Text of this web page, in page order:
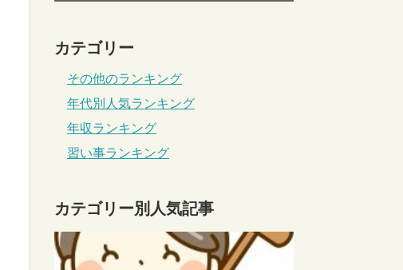
カテゴリー
その他のランキング
年代別人気ランキング
年収ランキング
習い事ランキング
カテゴリー別人気記事